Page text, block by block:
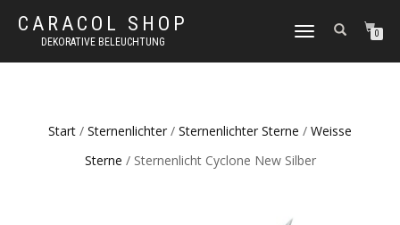
CARACOL SHOP
DEKORATIVE BELEUCHTUNG
NAVIGATION
0
Start / Sternenlichter / Sternenlichter Sterne / Weisse
Sterne / Sternenlicht Cyclone New Silber